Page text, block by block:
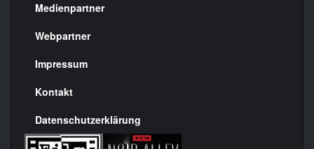
Menülinks
rechte
Seite
Medienpartner
Webpartner
Impressum
Kontakt
Datenschutzerklärung